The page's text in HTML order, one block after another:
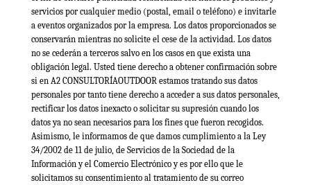
servicios por cualquier medio (postal, email o teléfono) e invitarle
a eventos organizados por la empresa. Los datos proporcionados se
conservarán mientras no solicite el cese de la actividad. Los datos
no se cederán a terceros salvo en los casos en que exista una
obligación legal. Usted tiene derecho a obtener confirmación sobre
si en A2 CONSULTORÍAOUTDOOR estamos tratando sus datos
personales por tanto tiene derecho a acceder a sus datos personales,
rectificar los datos inexacto o solicitar su supresión cuando los
datos ya no sean necesarios para los fines que fueron recogidos.
Asimismo, le informamos de que damos cumplimiento a la Ley
34/2002 de 11 de julio, de Servicios de la Sociedad de la
Información y el Comercio Electrónico y es por ello que le
solicitamos su consentimiento al tratamiento de su correo